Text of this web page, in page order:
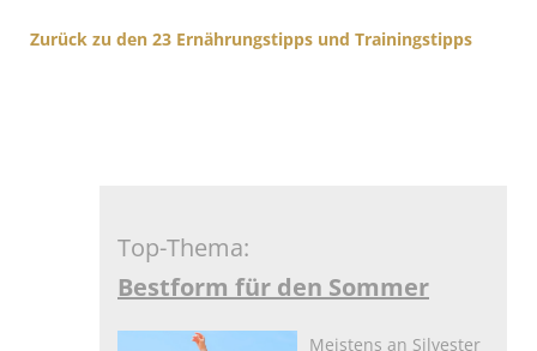
Zurück zu den 23 Ernährungstipps und Trainingstipps
Top-Thema:
Bestform für den Sommer
Meistens an Silvester